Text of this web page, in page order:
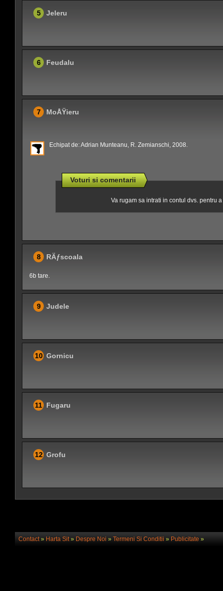
5 Jeleru
6 Feudalu
7 MoÅŸieru
Echipat de: Adrian Munteanu, R. Zemianschi, 2008.
Voturi si comentarii
Va rugam sa intrati in contul dvs. pentru
8 RÄƒscoala
6b tare.
9 Judele
10 Gornicu
11 Fugaru
12 Grofu
Contact» Harta Sit» Despre Noi » Termeni Si Conditii » Publicitate»